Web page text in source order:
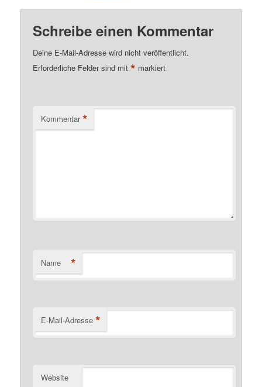
Schreibe einen Kommentar
Deine E-Mail-Adresse wird nicht veröffentlicht.
Erforderliche Felder sind mit* markiert
Kommentar *
Name *
E-Mail-Adresse *
Website